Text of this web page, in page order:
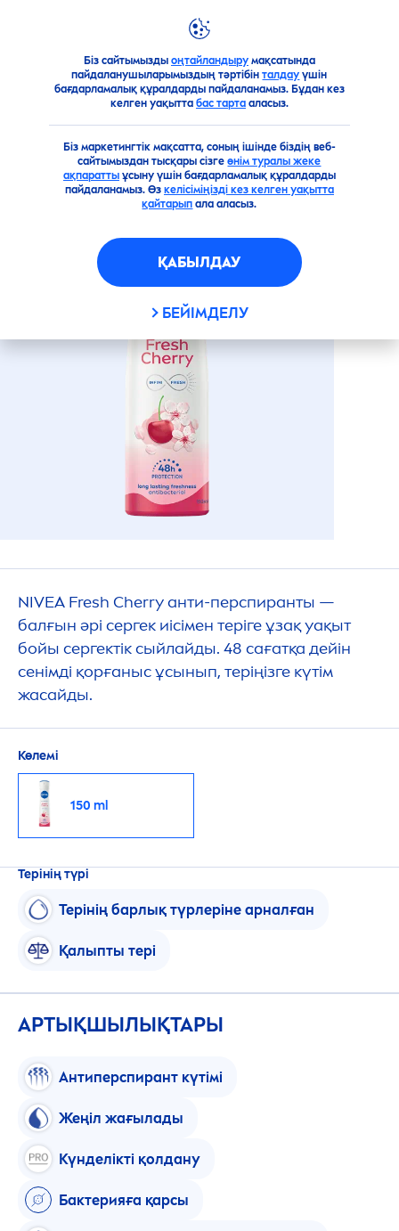
Біз сайтымызды оңтайландырумақсатында
пайдаланушыларымыздың тәртібінталдау үшін
бағдарламалық құралдарды пайдаланамыз. Бұдан кез
келген уақытта бас тартааласыз.
Біз маркетингтік мақсатта, соның ішінде біздің веб-
сайтымыздан тысқары сізгеөнім туралы жеке
ақпараттыұсыну үшін бағдарламалық құралдарды
пайдаланамыз. Өз келісіміңізді кез келген уақытта
қайтарып ала аласыз.
ҚАБЫЛДАУ
БЕЙІМДЕЛУ
Өнімдерге шолу Дене үшін Әйелдерге арналған
FRESHCHERRY
АНТИПЕРСПИРАНТЫ
NIVEA Fresh Cherry анти-перспиранты —
балғын әрі сергек иісімен теріге ұзақ уақыт
бойы сергектік сыйлайды. 48 сағатқа дейін
сенімді қорғаныс ұсынып, теріңізге күтім
жасайды.
Көлемі
150 ml
Терінің түрі
Терінің барлық түрлеріне арналған
Қалыпты тері
АРТЫҚШЫЛЫҚТАРЫ
Антиперспирант күтімі
Жеңіл жағылады
Күнделікті қолдану
Бактерияға қарсы